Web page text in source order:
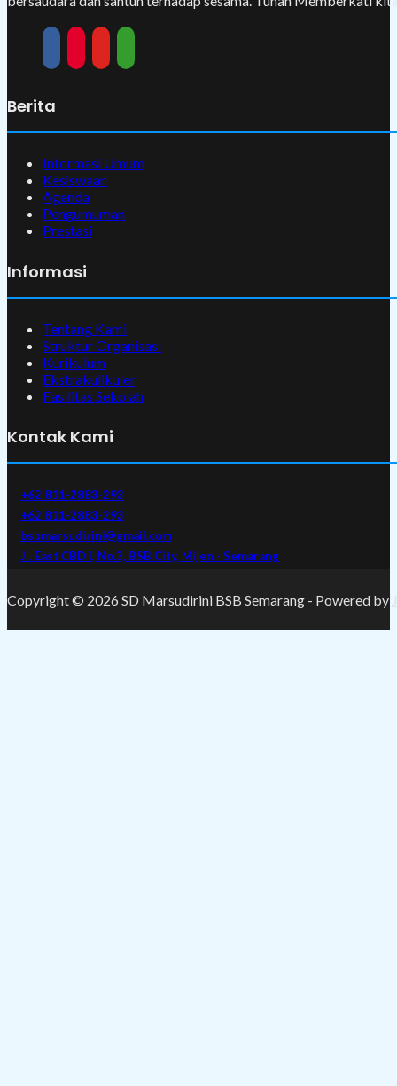
Berita
Informasi Umum
Kesiswaan
Agenda
Pengumuman
Prestasi
Informasi
Tentang Kami
Struktur Organisasi
Kurikulum
Ekstrakulikuler
Fasilitas Sekolah
Kontak Kami
+62 811-2883-293
+62 811-2883-293
bsbmarsudirini@gmail.com
Jl. East CBD I, No.3, BSB City, Mijen - Semarang
Copyright © 2026 SD Marsudirini BSB Semarang - Powered by